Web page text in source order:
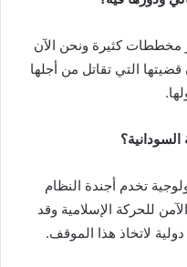
مخططات كثيرة ونحن الآن
التي تقاتل من أجلها
تخدم أجندة النظام
للحركة الإسلامية وقد
لاتخاذ هذا الموقف.